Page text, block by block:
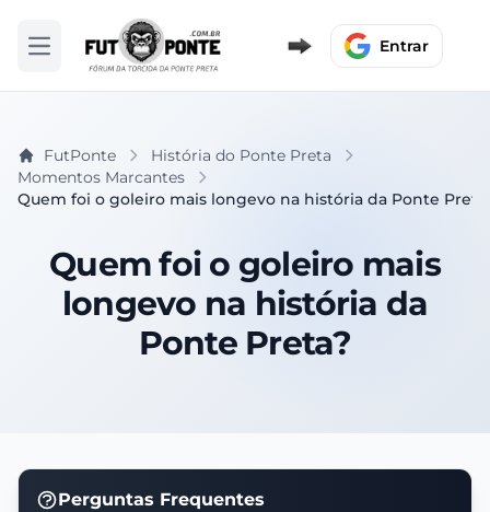
Abrir menu Entrar
FutPonte
História do Ponte Preta
Momentos Marcantes
Quem foi o goleiro mais longevo na história da Ponte
Quem foi o goleiro mais
longevo na história da
Ponte Preta?
Perguntas Frequentes